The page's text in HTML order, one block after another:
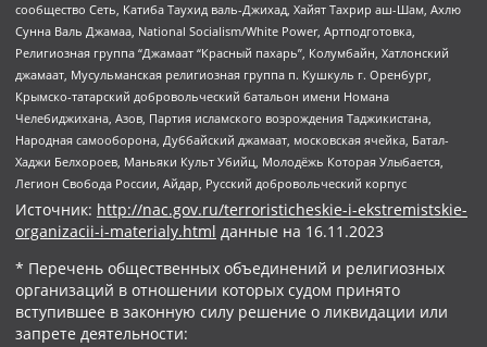
сообщество Сеть, Катиба Таухид валь-Джихад, Хайят Тахрир аш-Шам, Ахлю
Сунна Валь Джамаа, National Socialism/White Power, Артподготовка,
Религиозная группа “Джамаат “Красный пахарь”, Колумбайн, Хатлонский
джамаат, Мусульманская религиозная группа п. Кушкуль г. Оренбург,
Крымско-татарский добровольческий батальон имени Номана
Челебиджихана, Азов, Партия исламского возрождения Таджикистана,
Народная самооборона, Дуббайский джамаат, московская ячейка, Батал-
Хаджи Белхороев, Маньяки Культ Убийц, Молодёжь Которая Улыбается,
Легион Свобода России, Айдар, Русский добровольческий корпус
Источник: http://nac.gov.ru/terroristicheskie-i-ekstremistskie-
organizacii-i-materialy.html данные на 16.11.2023
* Перечень общественных объединений и религиозных
организаций в отношении которых судом принято
вступившее в законную силу решение о ликвидации или
запрете деятельности: